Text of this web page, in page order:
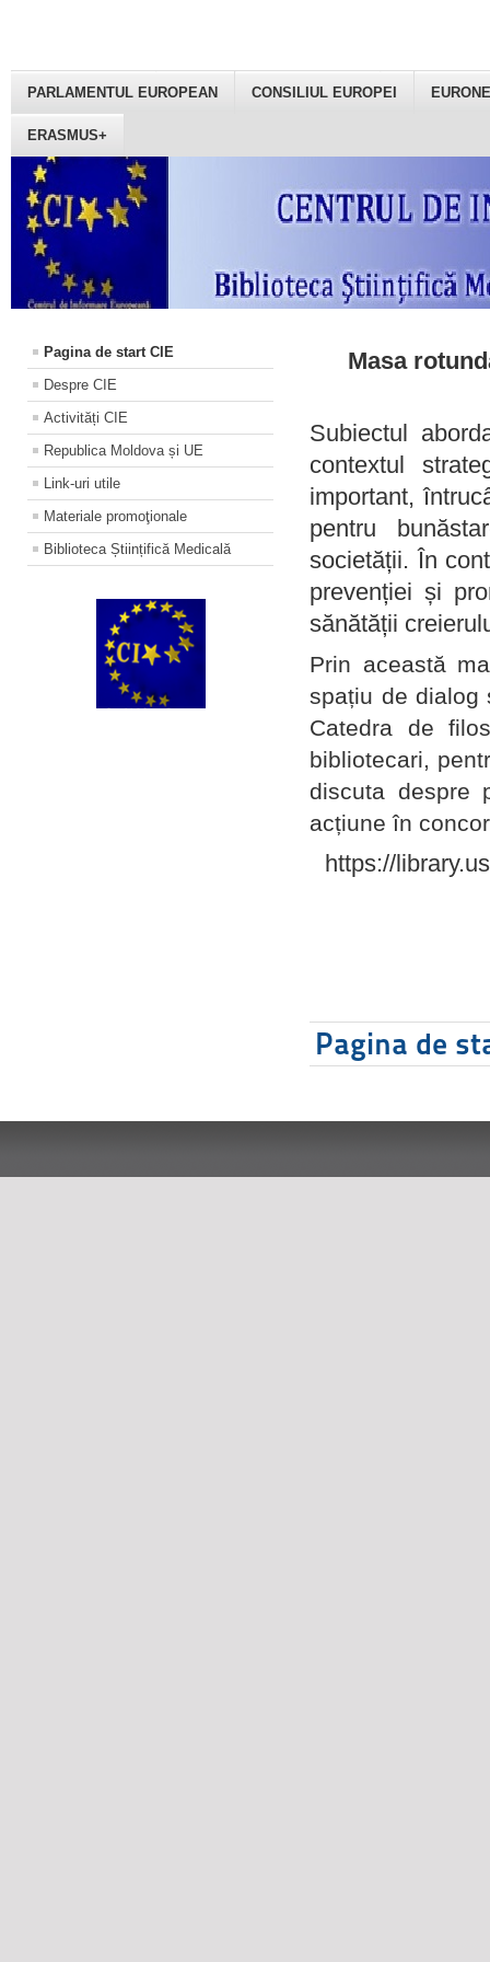
PARLAMENTUL EUROPEAN CONSILIUL EUROPEI
ERASMUS+
Pagina de start CIE
Despre CIE
Activități CIE
Republica Moldova și UE
Link-uri utile
Materiale promoţionale
Biblioteca Științifică Medicală
Masa
Subiectul
contextul
important,
pentru
societății. În
prevenției și
sănătății
Prin această
spațiu de dialog
Catedra de
bibliotecari,
discuta despre
acțiune în
https://
Pagina de